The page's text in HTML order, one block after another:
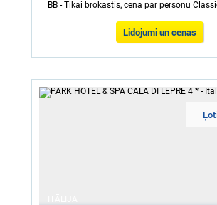
BB - Tikai brokastis, cena par personu
Lidojumi un cenas